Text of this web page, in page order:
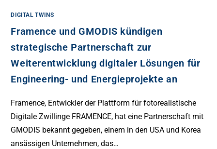
DIGITAL TWINS
Framence und GMODIS kündigen
strategische Partnerschaft zur
Weiterentwicklung digitaler Lösungen für
Engineering- und Energieprojekte an
Framence, Entwickler der Plattform für fotorealistische
Digitale Zwillinge FRAMENCE, hat eine Partnerschaft mit
GMODIS bekannt gegeben, einem in den USA und Korea
ansässigen Unternehmen, das…